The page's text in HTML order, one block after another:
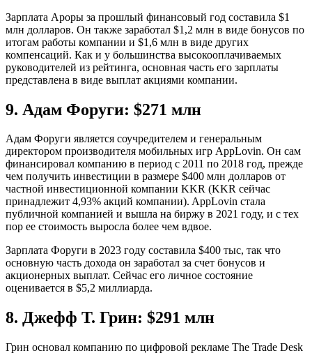
Зарплата Ароры за прошлый финансовый год составила $1
млн долларов. Он также заработал $1,2 млн в виде бонусов по
итогам работы компании и $1,6 млн в виде других
компенсаций. Как и у большинства высокооплачиваемых
руководителей из рейтинга, основная часть его зарплаты
представлена в виде выплат акциями компании.
9. Адам Форуги: $271 млн
Адам Форуги является соучредителем и генеральным
директором производителя мобильных игр AppLovin. Он сам
финансировал компанию в период с 2011 по 2018 год, прежде
чем получить инвестиции в размере $400 млн долларов от
частной инвестиционной компании KKR (KKR сейчас
принадлежит 4,93% акций компании). AppLovin стала
публичной компанией и вышла на биржу в 2021 году, и с тех
пор ее стоимость выросла более чем вдвое.
Зарплата Форуги в 2023 году составила $400 тыс, так что
основную часть дохода он заработал за счет бонусов и
акционерных выплат. Сейчас его личное состояние
оценивается в $5,2 миллиарда.
8. Джефф Т. Грин: $291 млн
Грин основал компанию по цифровой рекламе The Trade Desk